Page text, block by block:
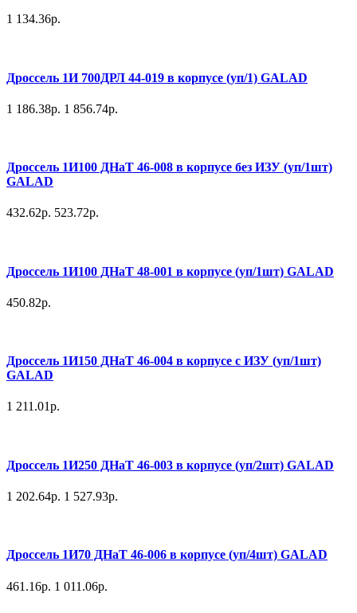
1 134.36р.
Дроссель 1И 700ДРЛ 44-019 в корпусе (уп/1) GALAD
1 186.38р. 1 856.74р.
Дроссель 1И100 ДНаТ 46-008 в корпусе без ИЗУ (уп/1шт)
GALAD
432.62р. 523.72р.
Дроссель 1И100 ДНаТ 48-001 в корпусе (уп/1шт) GALAD
450.82р.
Дроссель 1И150 ДНаТ 46-004 в корпусе с ИЗУ (уп/1шт)
GALAD
1 211.01р.
Дроссель 1И250 ДНаТ 46-003 в корпусе (уп/2шт) GALAD
1 202.64р. 1 527.93р.
Дроссель 1И70 ДНаТ 46-006 в корпусе (уп/4шт) GALAD
461.16р. 1 011.06р.